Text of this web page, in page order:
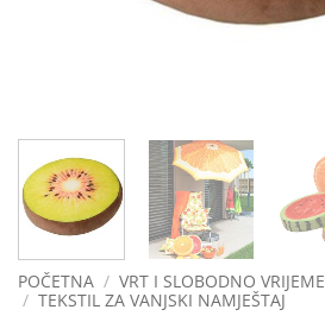
POČETNA / VRT I SLOBODNO VRIJEME
/ TEKSTIL ZA VANJSKI NAMJEŠTAJ